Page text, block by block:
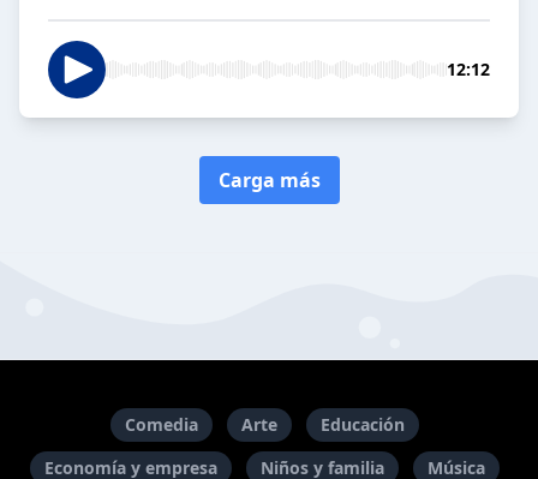
12:12
Carga más
Comedia Arte
Educación
Economía y empresa
Niños y familia Música